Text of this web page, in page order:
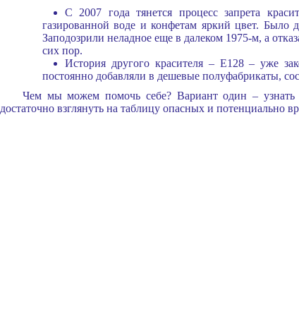
С 2007 года тянется процесс запрета
газированной воде и конфетам яркий цвет. Было
Заподозрили неладное еще в далеком 1975-м, а
сих пор.
История другого красителя – E128 – уже
постоянно добавляли в дешевые полуфабрикаты,
Чем мы можем помочь себе? Вариант один – узнать
достаточно взглянуть на таблицу опасных и